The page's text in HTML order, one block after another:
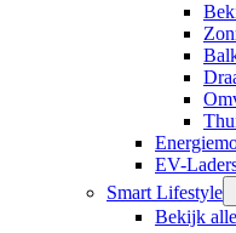
EV-
Smart Lifestyle
Bekijk